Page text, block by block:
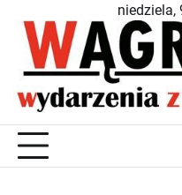
content
niedziela,